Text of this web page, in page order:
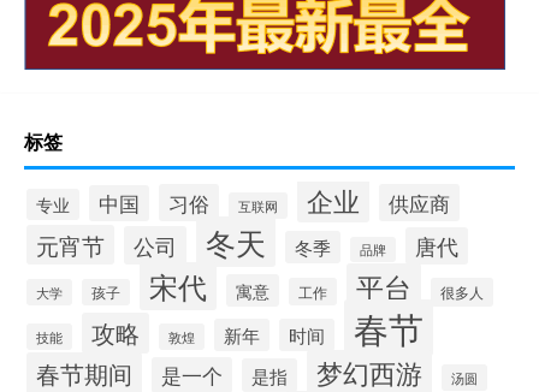
标签
专业 中国 习俗 互联网 企业 供应商
元宵节 公司 冬天 冬季 品牌 唐代
大学 孩子 宋代 寓意 工作 平台 很多人
技能 攻略 敦煌 新年 时间 春节
春节期间 是一个 是指 梦幻西游 汤圆